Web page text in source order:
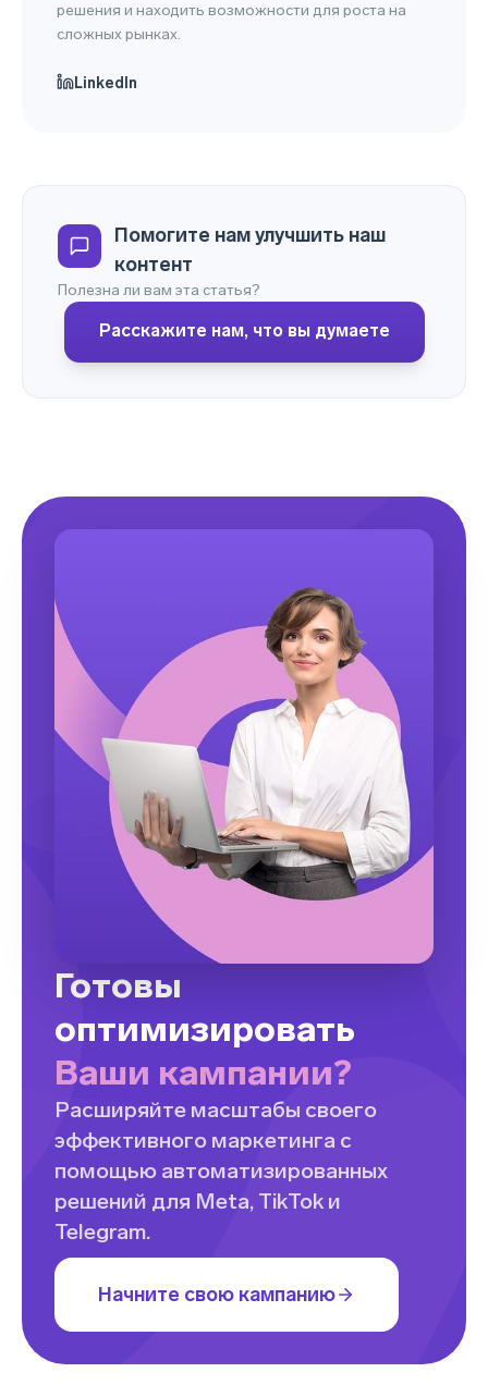
решения и находить возможности для роста на
сложных рынках.
LinkedIn
Помогите нам улучшить наш
контент
Полезна ли вам эта статья?
Расскажите нам, что вы думаете
Готовы
оптимизировать
Ваши кампании?
Расширяйте масштабы своего
эффективного маркетинга с
помощью автоматизированных
решений для Meta, TikTok и
Telegram.
Начните свою кампанию